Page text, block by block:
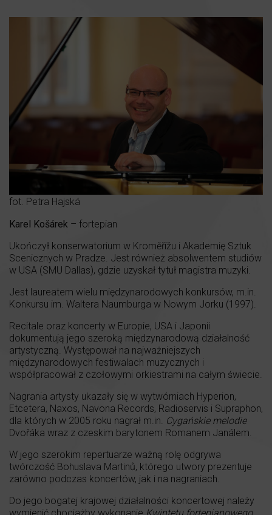
fot. Petra Hajská
Karel Košárek – fortepian
Ukończył konserwatorium w Kroměřížu i Akademię Sztuk
Scenicznych w Pradze. Jest również absolwentem studiów
w USA (SMU Dallas), gdzie uzyskał tytuł magistra muzyki.
Jest laureatem wielu międzynarodowych konkursów, m.in.
Konkursu im. Waltera Naumburga w Nowym Jorku (1997).
Recitale oraz koncerty w Europie, USA i Japonii
dokumentują jego szeroką międzynarodową działalność
artystyczną. Występował na najważniejszych
międzynarodowych festiwalach muzycznych i
współpracował z czołowymi orkiestrami na całym świecie.
Nagrania artysty ukazały się w wytwórniach Hyperion,
Etcetera, Naxos, Navona Records, Radioservis i Supraphon,
dla których w 2005 roku nagrał m.in. Cygańskie melodie
Dvořáka wraz z czeskim barytonem Romanem Janálem.
W jego szerokim repertuarze ważną rolę odgrywa
twórczość Bohuslava Martinů, którego utwory prezentuje
zarówno podczas koncertów, jak i na nagraniach.
Do jego bogatej krajowej działalności koncertowej należy